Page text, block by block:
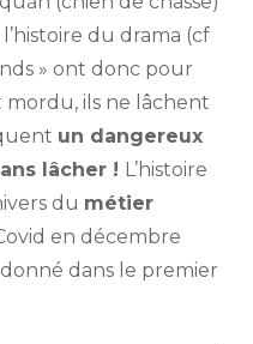
l’histoire du drama (cf
» ont donc pour
mordu, ils ne lâchent
un dangereux
lâcher ! L’histoire
du métier
en décembre
dans le premier